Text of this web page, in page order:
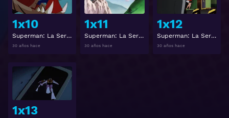
1x10
Superman: La Serie Animada 1x10
30 años hace
1x11
Superman: La Serie Animada 1x11
30 años hace
1x12
Superman: La Serie Animada 1x12
30 años hace
1x13